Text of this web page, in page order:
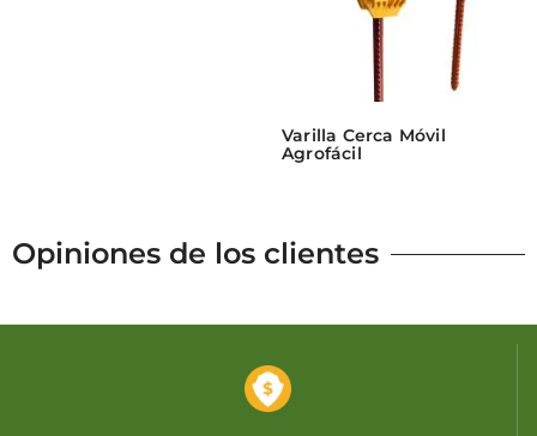
Varilla Cerca Móvil
Agrofácil
Opiniones de los clientes